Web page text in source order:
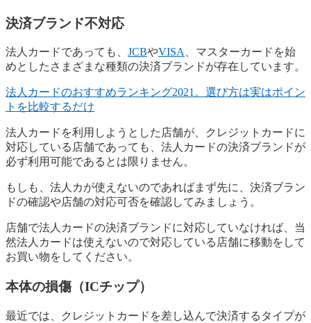
決済ブランド不対応
法人カードであっても、 JCBやVISA
、マスターカードを始
めとしたさまざまな種類の決済ブランドが存在しています。
法人カードのおすすめランキング2021。選び方は実はポイン
トを比較するだけ
法人カードを利用しようとした店舗が、クレジットカードに
対応している店舗であっても、法人カードの決済ブランドが
必ず利用可能であるとは限りません。
もしも、法人カが使えないのであればまず先に、決済ブラン
ドの確認や店舗の対応可否を確認してみましょう。
店舗で法人カードの決済ブランドに対応していなければ、当
然法人カードは使えないので対応している店舗に移動をして
お買い物をしてください。
本体の損傷（ICチップ）
最近では、クレジットカードを差し込んで決済するタイプが